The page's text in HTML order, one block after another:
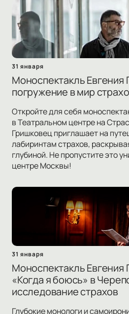
31 января
Моноспектакль Евгения
погружение в мир
Откройте для себя
в Театральном центре на
Гришковец приглашает на
лабиринтам страхов,
глубиной. Не пропустите это
центре Москвы!
31 января
Моноспектакль Евгения
«Когда я боюсь» в
исследование страхов
Глубокие монологи и